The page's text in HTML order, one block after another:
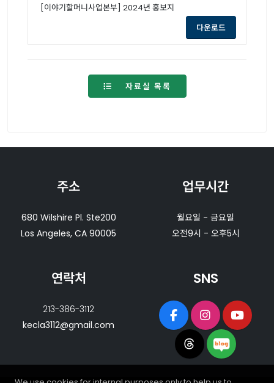
[이야기할머니사업본부] 2024년 홍보지
다운로드opens a
자료실 목록
주소
680 Wilshire Pl. Ste200
Los Angeles, CA 90005
업무시간
월요일 - 금요일
오전9시 - 오후5시
연락처
213-386-3112
kecla3112@gmail.com
SNS